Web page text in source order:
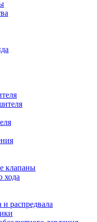
клапаны
хода
и распредвала